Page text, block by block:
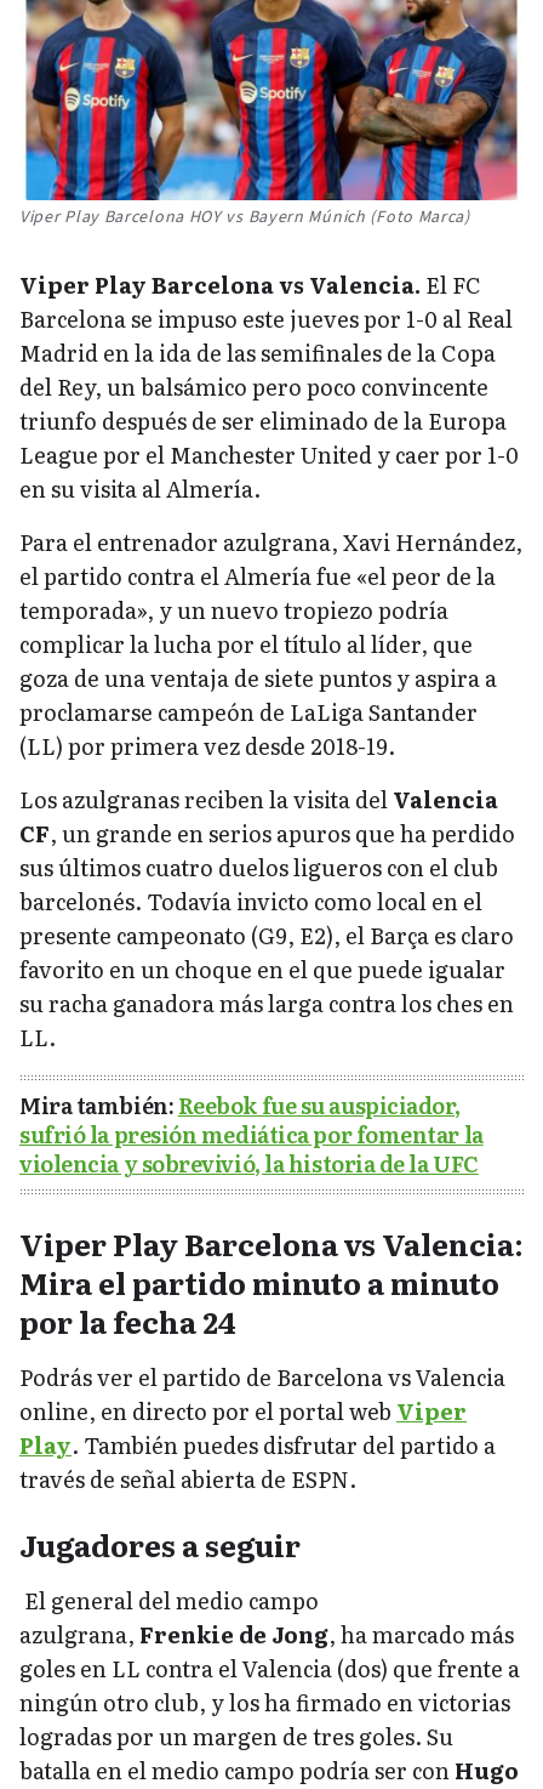
Viper Play Barcelona HOY vs Bayern Múnich (Foto Marca)
Viper Play Barcelona vs Valencia. El FC
Barcelona se impuso este jueves por 1-0 al Real
Madrid en la ida de las semifinales de la Copa
del Rey, un balsámico pero poco convincente
triunfo después de ser eliminado de la Europa
League por el Manchester United y caer por 1-0
en su visita al Almería.
Para el entrenador azulgrana, Xavi Hernández,
el partido contra el Almería fue «el peor de la
temporada», y un nuevo tropiezo podría
complicar la lucha por el título al líder, que
goza de una ventaja de siete puntos y aspira a
proclamarse campeón de LaLiga Santander
(LL) por primera vez desde 2018-19.
Los azulgranas reciben la visita delValencia
CF, un grande en serios apuros que ha perdido
sus últimos cuatro duelos ligueros con el club
barcelonés. Todavía invicto como local en el
presente campeonato (G9, E2), el Barça es claro
favorito en un choque en el que puede igualar
su racha ganadora más larga contra los ches en
LL.
Mira también:Reebok fue su auspiciador,
sufrió la presión mediática por fomentar la
violencia y sobrevivió, la historia de la UFC
Viper Play Barcelona vs Valencia:
Mira el partido minuto a minuto
por la fecha 24
Podrás ver el partido de Barcelona vs Valencia
online, en directo por el portal web Viper
Play. También puedes disfrutar del partido a
través de señal abierta de ESPN.
Jugadores a seguir
El general del medio campo
azulgrana, Frenkie de Jong, ha marcado más
goles en LL contra el Valencia (dos) que frente a
ningún otro club, y los ha firmado en victorias
logradas por un margen de tres goles. Su
batalla en el medio campo podría ser conHugo